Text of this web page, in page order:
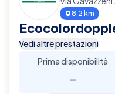
8.2 km
Vedi altre prestazioni
Prima disponibilità
-